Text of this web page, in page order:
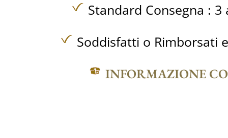
Standard Consegna : 3
Soddisfatti o Rimborsati
INFORMAZIONE